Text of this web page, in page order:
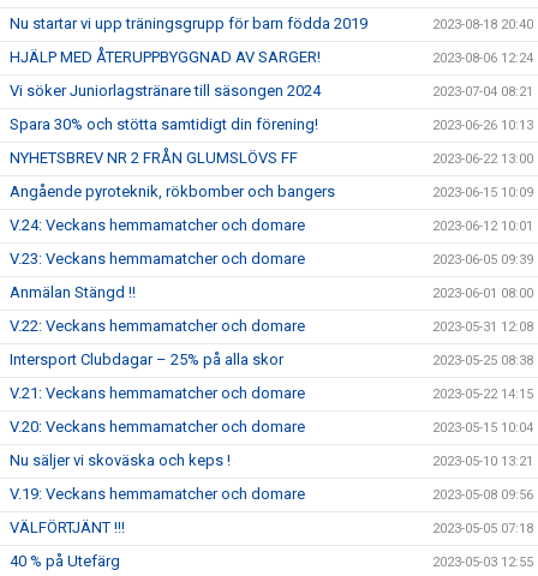
Nu startar vi upp träningsgrupp för barn födda 2019 2023-08-18 20:40
HJÄLP MED ÅTERUPPBYGGNAD AV SARGER! 2023-08-06 12:24
Vi söker Juniorlagstränare till säsongen 2024 2023-07-04 08:21
Spara 30% och stötta samtidigt din förening! 2023-06-26 10:13
NYHETSBREV NR 2 FRÅN GLUMSLÖVS FF 2023-06-22 13:00
Angående pyroteknik, rökbomber och bangers 2023-06-15 10:09
V.24: Veckans hemmamatcher och domare 2023-06-12 10:01
V.23: Veckans hemmamatcher och domare 2023-06-05 09:39
Anmälan Stängd !! 2023-06-01 08:00
V.22: Veckans hemmamatcher och domare 2023-05-31 12:08
Intersport Clubdagar – 25% på alla skor 2023-05-25 08:38
V.21: Veckans hemmamatcher och domare 2023-05-22 14:15
V.20: Veckans hemmamatcher och domare 2023-05-15 10:04
Nu säljer vi skoväska och keps ! 2023-05-10 13:21
V.19: Veckans hemmamatcher och domare 2023-05-08 09:56
VÄLFÖRTJÄNT !!! 2023-05-05 07:18
40 % på Utefärg 2023-05-03 12:55